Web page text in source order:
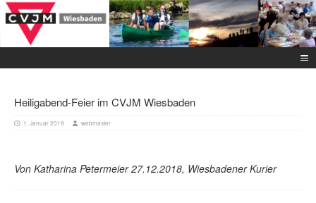
Heiligabend-Feier im CVJM Wiesbaden
1. Januar 2019 webmaster
Von Katharina Petermeier 27.12.2018, Wiesbadener Kurier